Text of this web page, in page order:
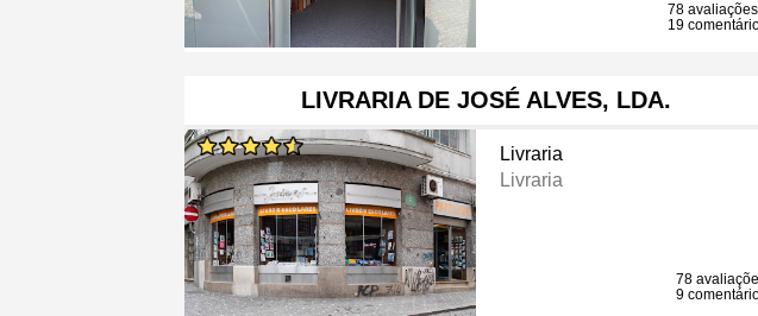
78 avaliações
19
LIVRARIA DE JOSÉ ALVES, LDA.
Livraria
Livraria
78
9